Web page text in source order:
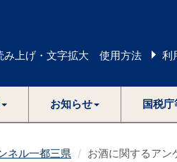
み上げ・文字拡大 使用方法 利
お知らせ 国税
ネル一都三県 お酒に関するアン